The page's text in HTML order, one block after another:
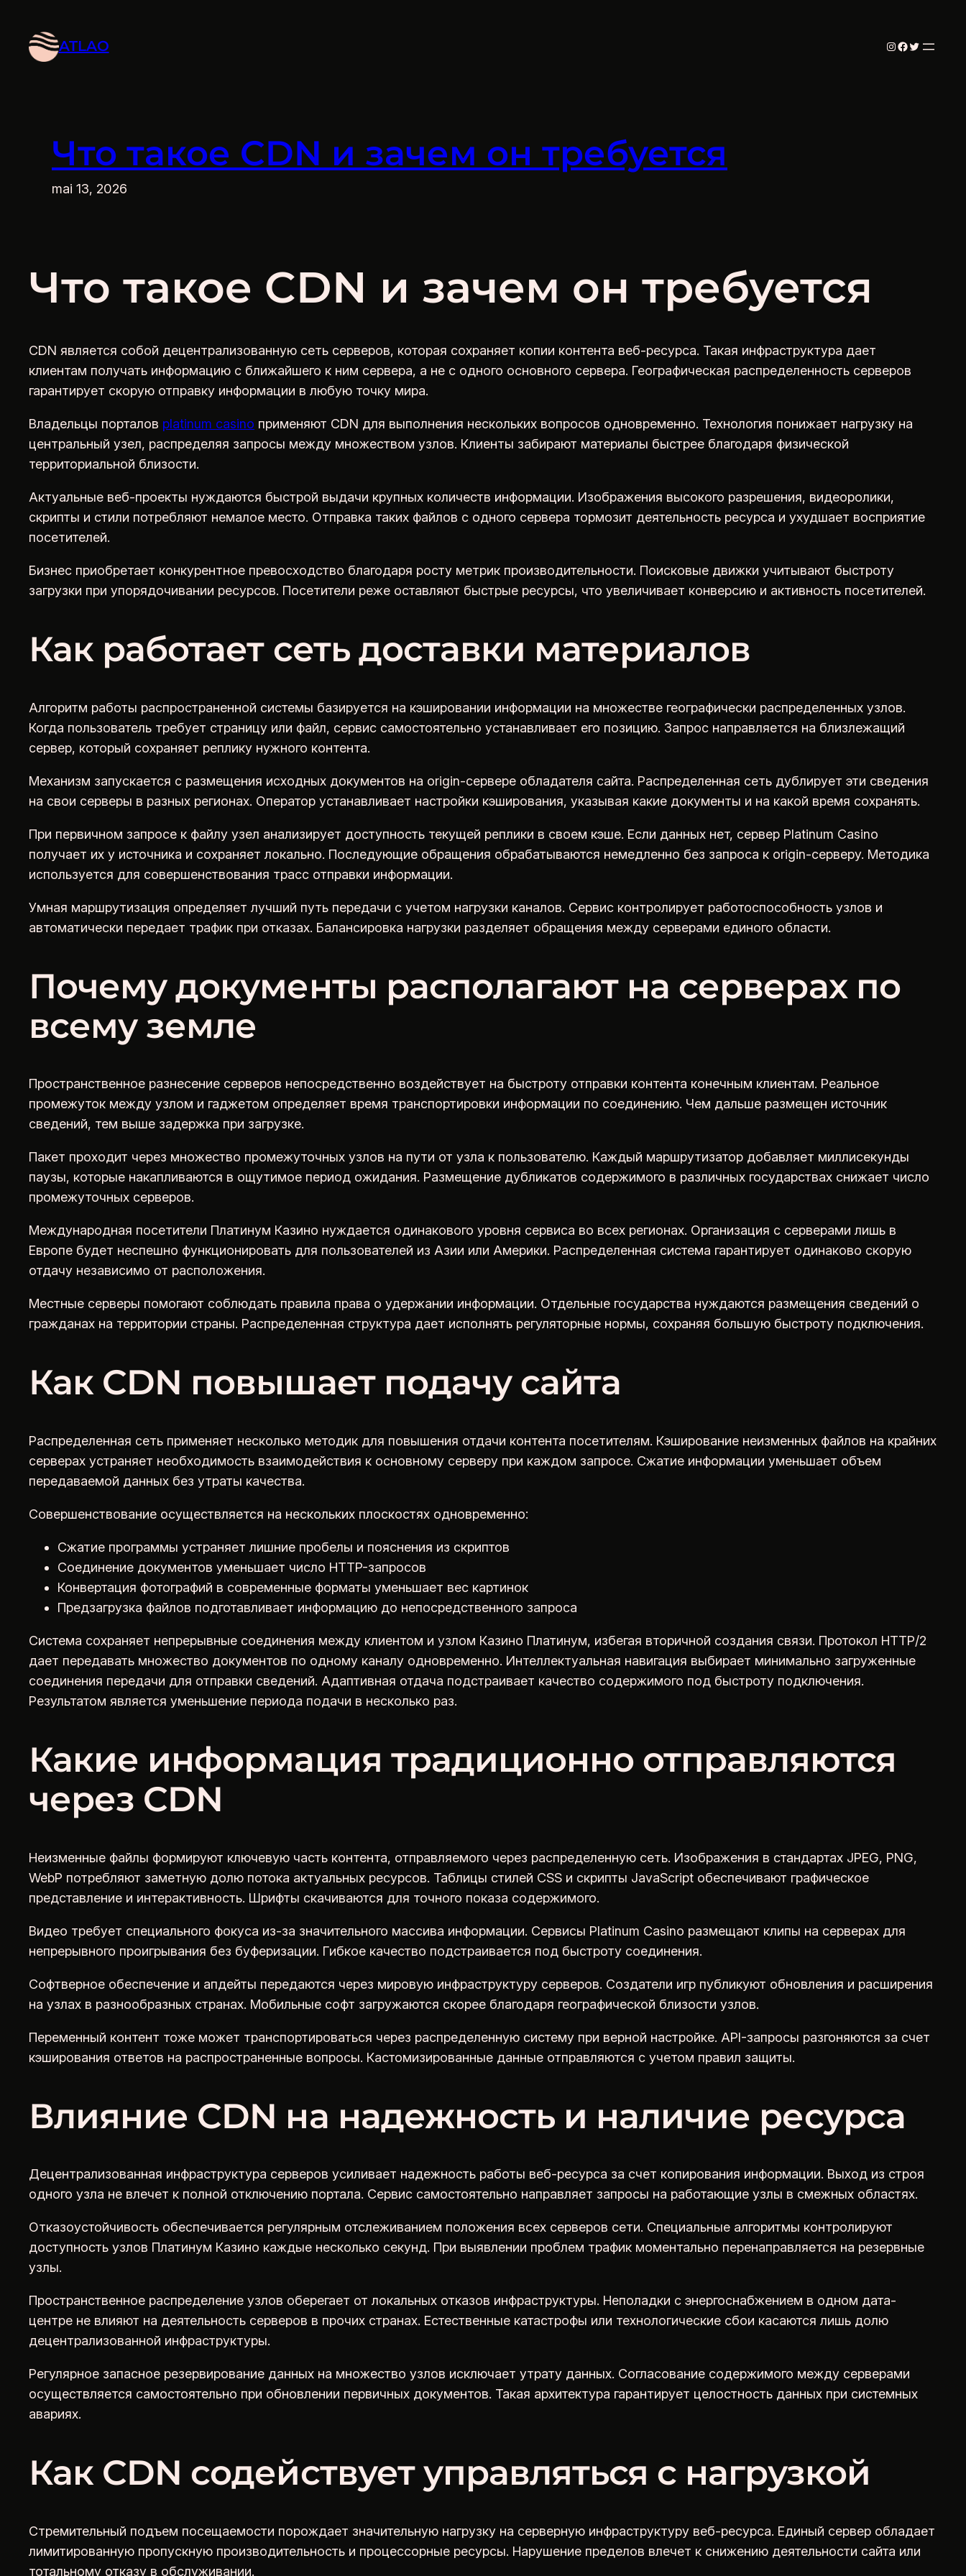
contenu
ATLAO Instagram
Facebook
Twitter
Что такое CDN и зачем он требуется
mai 13, 2026
Что такое CDN и зачем он требуется
CDN является собой децентрализованную сеть серверов, которая сохраняет копии контента веб-ресурса. Такая инфраструктура дает
клиентам получать информацию с ближайшего к ним сервера, а не с одного основного сервера. Географическая распределенность серверов
гарантирует скорую отправку информации в любую точку мира.
Владельцы порталов platinum casino применяют CDN для выполнения нескольких вопросов одновременно. Технология понижает нагрузку на
центральный узел, распределяя запросы между множеством узлов. Клиенты забирают материалы быстрее благодаря физической
территориальной близости.
Актуальные веб-проекты нуждаются быстрой выдачи крупных количеств информации. Изображения высокого разрешения, видеоролики,
скрипты и стили потребляют немалое место. Отправка таких файлов с одного сервера тормозит деятельность ресурса и ухудшает восприятие
посетителей.
Бизнес приобретает конкурентное превосходство благодаря росту метрик производительности. Поисковые движки учитывают быстроту
загрузки при упорядочивании ресурсов. Посетители реже оставляют быстрые ресурсы, что увеличивает конверсию и активность посетителей.
Как работает сеть доставки материалов
Алгоритм работы распространенной системы базируется на кэшировании информации на множестве географически распределенных узлов.
Когда пользователь требует страницу или файл, сервис самостоятельно устанавливает его позицию. Запрос направляется на близлежащий
сервер, который сохраняет реплику нужного контента.
Механизм запускается с размещения исходных документов на origin-сервере обладателя сайта. Распределенная сеть дублирует эти сведения
на свои серверы в разных регионах. Оператор устанавливает настройки кэширования, указывая какие документы и на какой время сохранять.
При первичном запросе к файлу узел анализирует доступность текущей реплики в своем кэше. Если данных нет, сервер Platinum Casino
получает их у источника и сохраняет локально. Последующие обращения обрабатываются немедленно без запроса к origin-серверу. Методика
используется для совершенствования трасс отправки информации.
Умная маршрутизация определяет лучший путь передачи с учетом нагрузки каналов. Сервис контролирует работоспособность узлов и
автоматически передает трафик при отказах. Балансировка нагрузки разделяет обращения между серверами единого области.
Почему документы располагают на серверах по
всему земле
Пространственное разнесение серверов непосредственно воздействует на быстроту отправки контента конечным клиентам. Реальное
промежуток между узлом и гаджетом определяет время транспортировки информации по соединению. Чем дальше размещен источник
сведений, тем выше задержка при загрузке.
Пакет проходит через множество промежуточных узлов на пути от узла к пользователю. Каждый маршрутизатор добавляет миллисекунды
паузы, которые накапливаются в ощутимое период ожидания. Размещение дубликатов содержимого в различных государствах снижает число
промежуточных серверов.
Международная посетители Платинум Казино нуждается одинакового уровня сервиса во всех регионах. Организация с серверами лишь в
Европе будет неспешно функционировать для пользователей из Азии или Америки. Распределенная система гарантирует одинаково скорую
отдачу независимо от расположения.
Местные серверы помогают соблюдать правила права о удержании информации. Отдельные государства нуждаются размещения сведений о
гражданах на территории страны. Распределенная структура дает исполнять регуляторные нормы, сохраняя большую быстроту подключения.
Как CDN повышает подачу сайта
Распределенная сеть применяет несколько методик для повышения отдачи контента посетителям. Кэширование неизменных файлов на крайних
серверах устраняет необходимость взаимодействия к основному серверу при каждом запросе. Сжатие информации уменьшает объем
передаваемой данных без утраты качества.
Совершенствование осуществляется на нескольких плоскостях одновременно:
Сжатие программы устраняет лишние пробелы и пояснения из скриптов
Соединение документов уменьшает число HTTP-запросов
Конвертация фотографий в современные форматы уменьшает вес картинок
Предзагрузка файлов подготавливает информацию до непосредственного запроса
Система сохраняет непрерывные соединения между клиентом и узлом Казино Платинум, избегая вторичной создания связи. Протокол HTTP/2
дает передавать множество документов по одному каналу одновременно. Интеллектуальная навигация выбирает минимально загруженные
соединения передачи для отправки сведений. Адаптивная отдача подстраивает качество содержимого под быстроту подключения.
Результатом является уменьшение периода подачи в несколько раз.
Какие информация традиционно отправляются
через CDN
Неизменные файлы формируют ключевую часть контента, отправляемого через распределенную сеть. Изображения в стандартах JPEG, PNG,
WebP потребляют заметную долю потока актуальных ресурсов. Таблицы стилей CSS и скрипты JavaScript обеспечивают графическое
представление и интерактивность. Шрифты скачиваются для точного показа содержимого.
Видео требует специального фокуса из-за значительного массива информации. Сервисы Platinum Casino размещают клипы на серверах для
непрерывного проигрывания без буферизации. Гибкое качество подстраивается под быстроту соединения.
Софтверное обеспечение и апдейты передаются через мировую инфраструктуру серверов. Создатели игр публикуют обновления и расширения
на узлах в разнообразных странах. Мобильные софт загружаются скорее благодаря географической близости узлов.
Переменный контент тоже может транспортироваться через распределенную систему при верной настройке. API-запросы разгоняются за счет
кэширования ответов на распространенные вопросы. Кастомизированные данные отправляются с учетом правил защиты.
Влияние CDN на надежность и наличие ресурса
Децентрализованная инфраструктура серверов усиливает надежность работы веб-ресурса за счет копирования информации. Выход из строя
одного узла не влечет к полной отключению портала. Сервис самостоятельно направляет запросы на работающие узлы в смежных областях.
Отказоустойчивость обеспечивается регулярным отслеживанием положения всех серверов сети. Специальные алгоритмы контролируют
доступность узлов Платинум Казино каждые несколько секунд. При выявлении проблем трафик моментально перенаправляется на резервные
узлы.
Пространственное распределение узлов оберегает от локальных отказов инфраструктуры. Неполадки с энергоснабжением в одном дата-
центре не влияют на деятельность серверов в прочих странах. Естественные катастрофы или технологические сбои касаются лишь долю
децентрализованной инфраструктуры.
Регулярное запасное резервирование данных на множество узлов исключает утрату данных. Согласование содержимого между серверами
осуществляется самостоятельно при обновлении первичных документов. Такая архитектура гарантирует целостность данных при системных
авариях.
Как CDN содействует управляться с нагрузкой
Стремительный подъем посещаемости порождает значительную нагрузку на серверную инфраструктуру веб-ресурса. Единый сервер обладает
лимитированную пропускную производительность и процессорные ресурсы. Нарушение пределов влечет к снижению деятельности сайта или
тотальному отказу в обслуживании.